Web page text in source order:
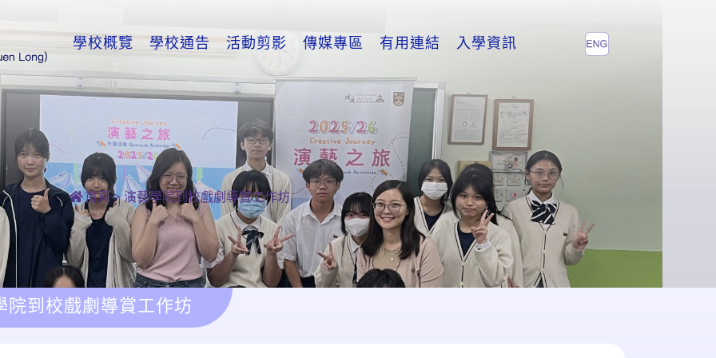
學校概覽 學校通告 活動剪影 傳媒專區 有用連結 入學資訊
首頁>演藝學院到校戲劇導賞工作坊
院到校戲劇導賞工作坊